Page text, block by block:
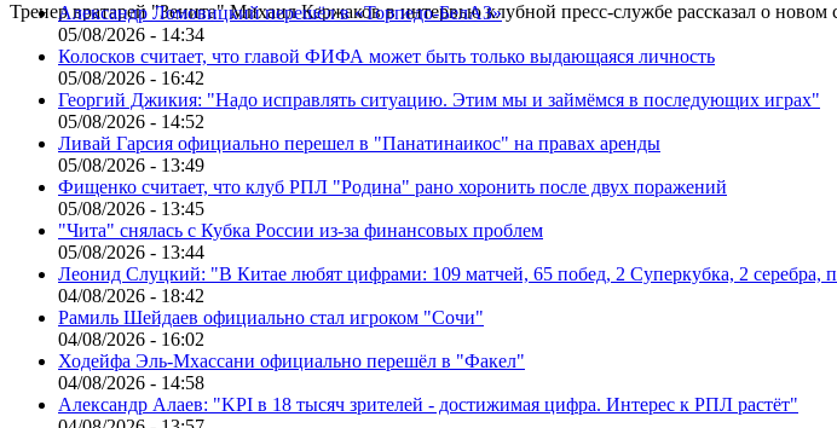
Тренер вратарей "Зенита" Михаил Кержаков в интервью клубной пресс-службе рассказал о
Александр Ломовицкий перешёл в «Торпедо-БелАЗ»
05/08/2026 - 14:34
Колосков считает, что главой ФИФА может быть только выдающаяся личность
05/08/2026 - 16:42
Георгий Джикия: "Надо исправлять ситуацию. Этим мы и займёмся в последующих играх"
05/08/2026 - 14:52
Ливай Гарсия официально перешел в "Панатинаикос" на правах аренды
05/08/2026 - 13:49
Фищенко считает, что клуб РПЛ "Родина" рано хоронить после двух поражений
05/08/2026 - 13:45
"Чита" снялась с Кубка России из-за финансовых проблем
05/08/2026 - 13:44
Леонид Слуцкий: "В Китае любят цифрами: 109 матчей, 65 побед, 2 Суперкубка, 2 серебра,
04/08/2026 - 18:42
Рамиль Шейдаев официально стал игроком "Сочи"
04/08/2026 - 16:02
Ходейфа Эль-Мхассани официально перешёл в "Факел"
04/08/2026 - 14:58
Александр Алаев: "KPI в 18 тысяч зрителей - достижимая цифра. Интерес к РПЛ растёт"